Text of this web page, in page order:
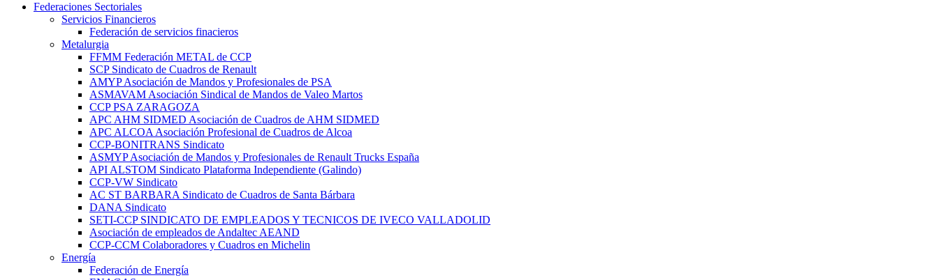
Federaciones Sectoriales
Servicios Financieros
Federación de servicios finacieros
Metalurgia
FFMM Federación METAL de CCP
SCP Sindicato de Cuadros de Renault
AMYP Asociación de Mandos y Profesionales de PSA
ASMAVAM Asociación Sindical de Mandos de Valeo Martos
CCP PSA ZARAGOZA
APC AHM SIDMED Asociación de Cuadros de AHM SIDMED
APC ALCOA Asociación Profesional de Cuadros de Alcoa
CCP-BONITRANS Sindicato
ASMYP Asociación de Mandos y Profesionales de Renault Trucks España
API ALSTOM Sindicato Plataforma Independiente (Galindo)
CCP-VW Sindicato
AC ST BARBARA Sindicato de Cuadros de Santa Bárbara
DANA Sindicato
SETI-CCP SINDICATO DE EMPLEADOS Y TECNICOS DE IVECO VALLADOLID
Asociación de empleados de Andaltec AEAND
CCP-CCM Colaboradores y Cuadros en Michelin
Energía
Federación de Energía